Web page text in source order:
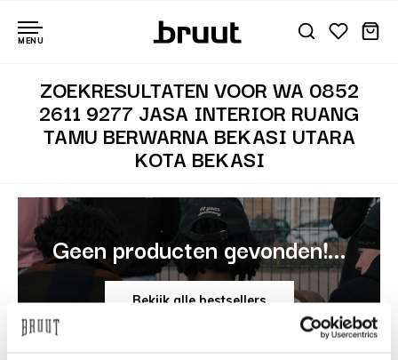
MENU
ZOEKRESULTATEN VOOR WA 0852
2611 9277 JASA INTERIOR RUANG
TAMU BERWARNA BEKASI UTARA
KOTA BEKASI
Geen producten gevonden!...
Bekijk alle bestsellers